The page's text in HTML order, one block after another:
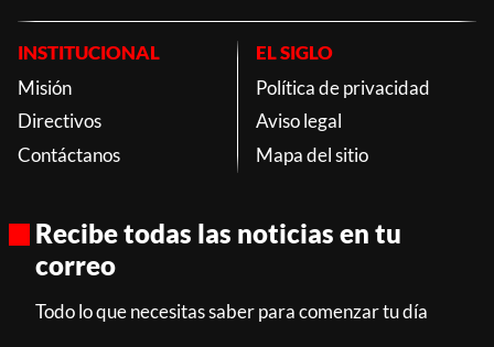
INSTITUCIONAL
Misión
Directivos
Contáctanos
EL SIGLO
Política de privacidad
Aviso legal
Mapa del sitio
Recibe todas las noticias en tu
correo
Todo lo que necesitas saber para comenzar tu día